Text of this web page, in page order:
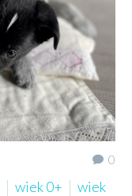
0
wiek 0+
wiek